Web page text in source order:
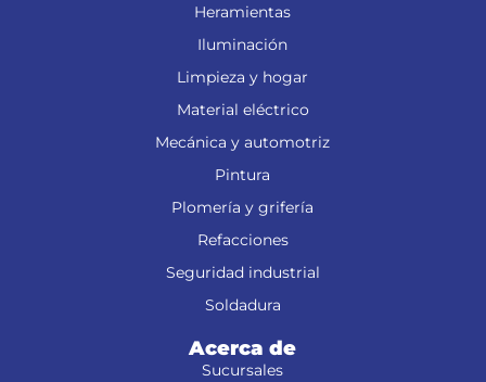
Heramientas
Iluminación
Limpieza y hogar
Material eléctrico
Mecánica y automotriz
Pintura
Plomería y grifería
Refacciones
Seguridad industrial
Soldadura
Acerca de
Sucursales